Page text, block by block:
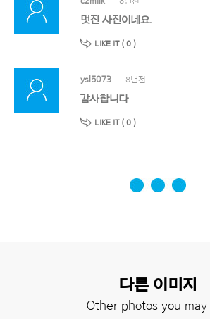
멋진 사진이네요.
LIKE IT ( 0 )
ysl5073 8년전
감사합니다
LIKE IT ( 0 )
다른 이미지
Other photos you may